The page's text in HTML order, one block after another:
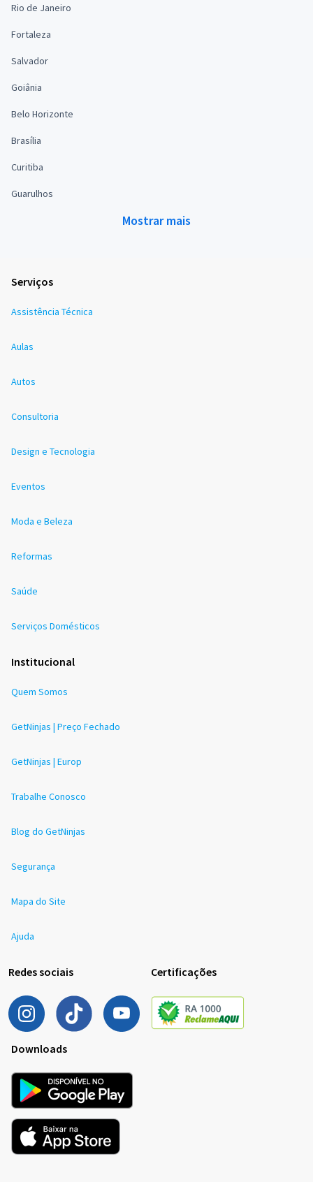
Rio de Janeiro
Fortaleza
Salvador
Goiânia
Belo Horizonte
Brasília
Curitiba
Guarulhos
Mostrar mais
Serviços
Assistência Técnica
Aulas
Autos
Consultoria
Design e Tecnologia
Eventos
Moda e Beleza
Reformas
Saúde
Serviços Domésticos
Institucional
Quem Somos
GetNinjas | Preço Fechado
GetNinjas | Europ
Trabalhe Conosco
Blog do GetNinjas
Segurança
Mapa do Site
Ajuda
Redes sociais Certificações
Downloads